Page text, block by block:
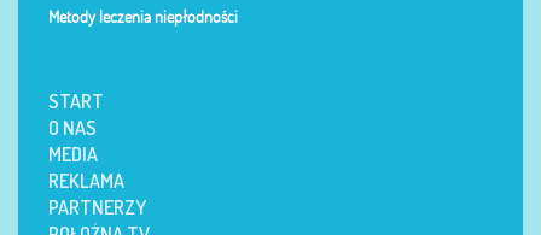
Metody leczenia niepłodności
START
O NAS
MEDIA
REKLAMA
PARTNERZY